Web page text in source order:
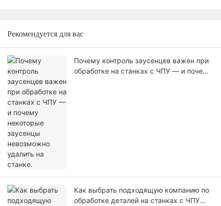
Рекомендуется для вас
Почему контроль заусенцев важен при
обработке на станках с ЧПУ — и почему
Как выбрать подходящую компанию по
обработке деталей на станках с ЧПУ